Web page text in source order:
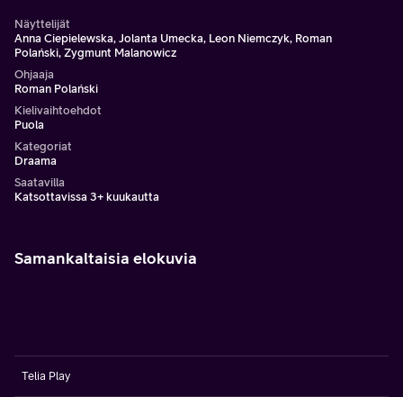
Näyttelijät
Anna Ciepielewska, Jolanta Umecka, Leon Niemczyk, Roman
Polański, Zygmunt Malanowicz
Ohjaaja
Roman Polański
Kielivaihtoehdot
Puola
Kategoriat
Draama
Saatavilla
Katsottavissa 3+ kuukautta
Samankaltaisia elokuvia
Telia Play